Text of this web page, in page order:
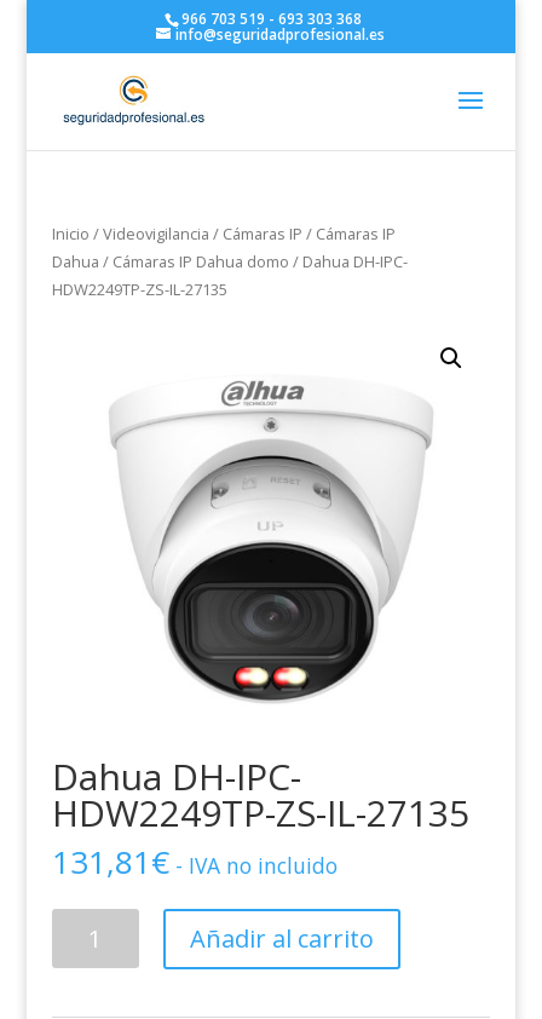
966 703 519 - 693 303 368
info@seguridadprofesional.es
Inicio /Videovigilancia / Cámaras IP / Cámaras IP
Dahua / Cámaras IP Dahua domo / Dahua DH-IPC-
HDW2249TP-ZS-IL-27135
Dahua DH-IPC-
HDW2249TP-ZS-IL-27135
131,81€ - IVA no incluido
Añadir al carrito